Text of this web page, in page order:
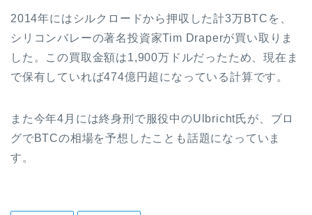
2014年にはシルクロードから押収した計3万BTCを、
シリコンバレーの著名投資家Tim Draperが買い取りま
した。この買取金額は1,900万ドルだったため、現在ま
で保有していれば474億円超になっている計算です。
また今年4月には終身刑で服役中のUlbricht氏が、ブロ
グでBTCの相場を予想したことも話題になっていま
す。